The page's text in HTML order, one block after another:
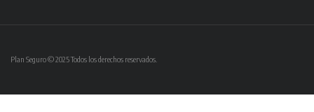
Plan Seguro © 2025 Todos los derechos reservados.